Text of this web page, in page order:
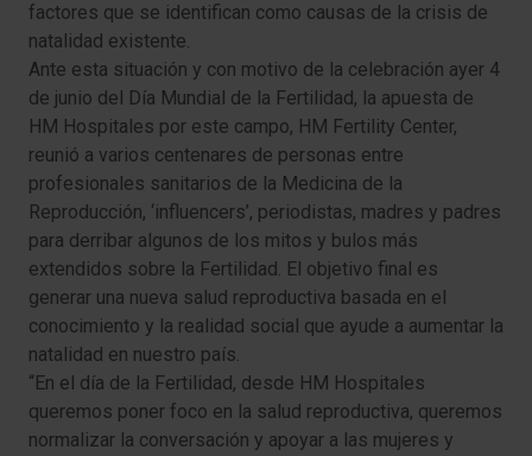
factores que se identifican como causas de la crisis de
natalidad existente.
Ante esta situación y con motivo de la celebración ayer 4
de junio del Día Mundial de la Fertilidad, la apuesta de
HM Hospitales por este campo, HM Fertility Center,
reunió a varios centenares de personas entre
profesionales sanitarios de la Medicina de la
Reproducción, ‘influencers’, periodistas, madres y padres
para derribar algunos de los mitos y bulos más
extendidos sobre la Fertilidad. El objetivo final es
generar una nueva salud reproductiva basada en el
conocimiento y la realidad social que ayude a aumentar la
natalidad en nuestro país.
“En el día de la Fertilidad, desde HM Hospitales
queremos poner foco en la salud reproductiva, queremos
normalizar la conversación y apoyar a las mujeres y